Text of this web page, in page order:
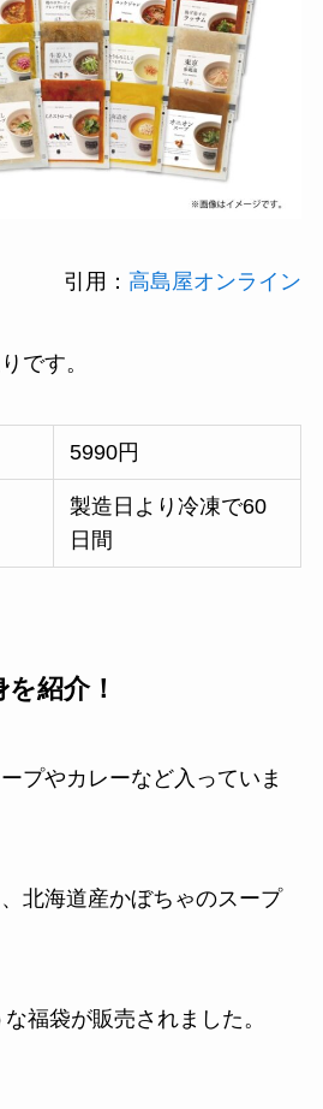
引用：高島屋オンライン
です。
5990円
製造日より冷凍で60
日間
紹介！
プやカレーなど入っていま
北海道産かぼちゃのスープ
福袋が販売されました。